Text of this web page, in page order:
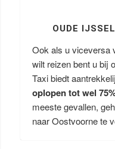
OUDE
Ook als u viceversa
wilt reizen bent u bij
Taxi biedt
oplopen tot wel
meeste gevallen,
naar Oostvoorne te